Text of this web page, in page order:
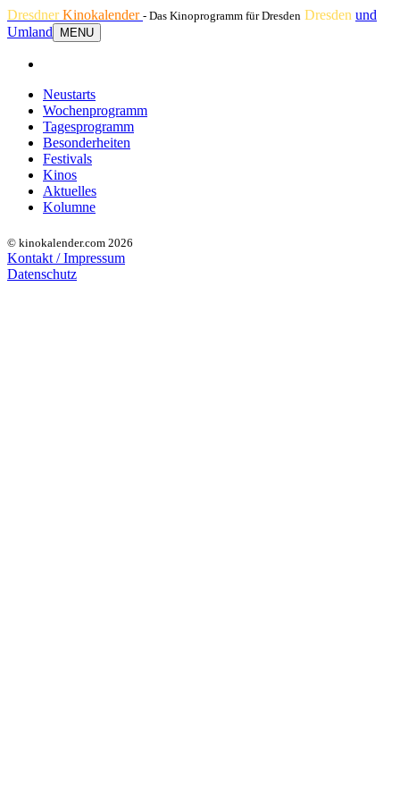
DresdnerKinokalender - Das Kinoprogramm für Dresden Dresden und
Umland
MENU
Neustarts
Wochenprogramm
Tagesprogramm
Besonderheiten
Festivals
Kinos
Aktuelles
Kolumne
© kinokalender.com 2026
Kontakt / Impressum
Datenschutz